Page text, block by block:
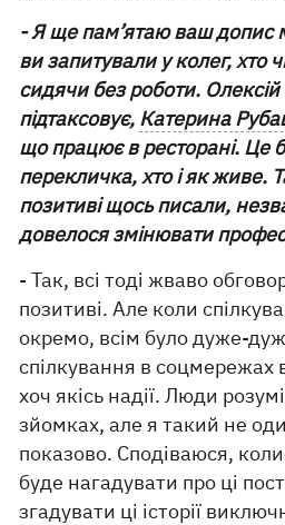
- Я ще пам’ятаю ваш допис
ви запитували у колег, хто
сидячи без роботи.
підтаксовує, Катерина
що працює в ресторані. Це
перекличка, хто і як живе.
позитиві щось писали,
довелося змінювати
- Так, всі тоді жваво
позитиві. Але коли
окремо, всім було дуже-
спілкування в соцмережах
хоч якісь надії. Люди
зйомках, але я такий не
показово. Сподіваюся,
буде нагадувати про ці
згадувати ці історії